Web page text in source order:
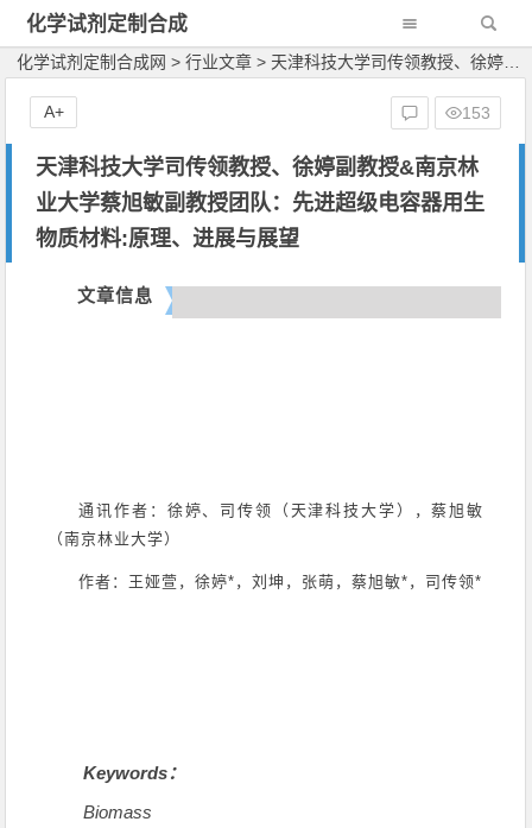
化学试剂定制合成
网
化学试剂定制合成网 > 行业文章 > 天津科技大学司传领教授、徐婷副教授&南京林业大学蔡旭敏副教授团队：先进超级电容器用生物质材料:原理、进展与展望
天津科技大学司传领教授、徐婷副教授&南京林
业大学蔡旭敏副教授团队：先进超级电容器用生
物质材料:原理、进展与展望
153
A+
文章信息
通讯作者：徐婷、司传领（天津科技大学），蔡旭敏
（南京林业大学）
作者：王娅萱，徐婷*，刘坤，张萌，蔡旭敏*，司传领*
Keywords：
Biomass